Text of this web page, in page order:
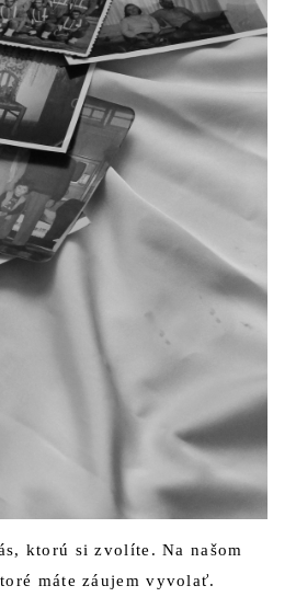
ktorú si zvolíte. Na našom
máte záujem vyvolať.